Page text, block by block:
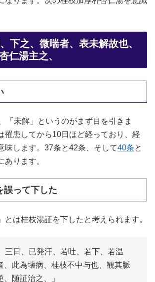
下之、微喘者、表未解故也、
仁湯主之、
「未解」というのがまず目を引きま
罹患してから10日ほど経っており、経
味します。37条と42条、そして40条と
あります。
誤って下した
とは桂枝湯証を下したと考えられます。
三日、已発汗、若吐、若下、若温
、此為壊病、桂枝不中与也、観其脈
随証治之、」